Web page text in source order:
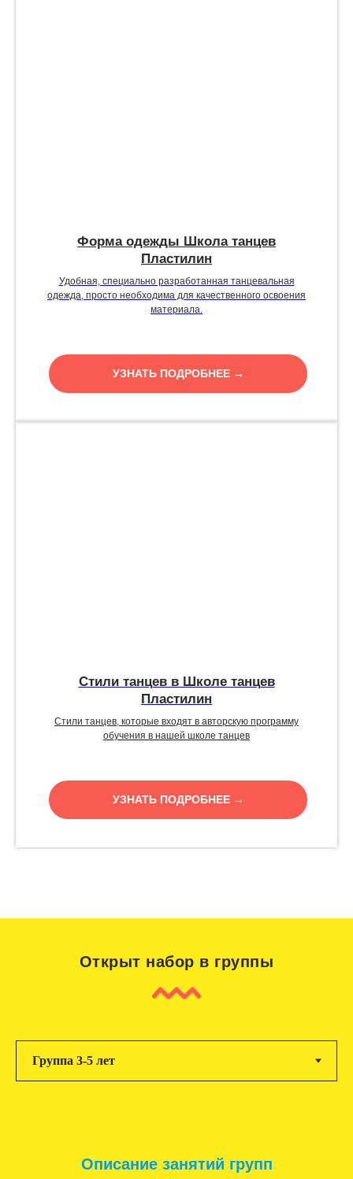
Форма одежды Школа танцев
Пластилин
Удобная, специально разработанная танцевальная
одежда, просто необходима для качественного освоения
материала.
УЗНАТЬ ПОДРОБНЕЕ →
Стили танцев в Школе танцев
Пластилин
Стили танцев, которые входят в авторскую программу
обучения в нашей школе танцев
УЗНАТЬ ПОДРОБНЕЕ →
Открыт набор в группы
Описание занятий групп